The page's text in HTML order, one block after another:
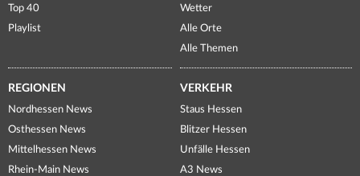
Top 40
Playlist
Wetter
Alle Orte
Alle Themen
REGIONEN
Nordhessen News
Osthessen News
Mittelhessen News
Rhein-Main News
VERKEHR
Staus Hessen
Blitzer Hessen
Unfälle Hessen
A3 News